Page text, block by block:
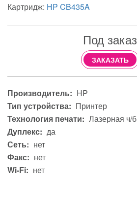
Картридж: HP CB435A
Под заказ
ЗАКАЗАТЬ
Производитель: HP
Тип устройства: Принтер
Технология печати: Лазерная ч/б
Дуплекс: да
Сеть: нет
Факс: нет
Wi-Fi: нет